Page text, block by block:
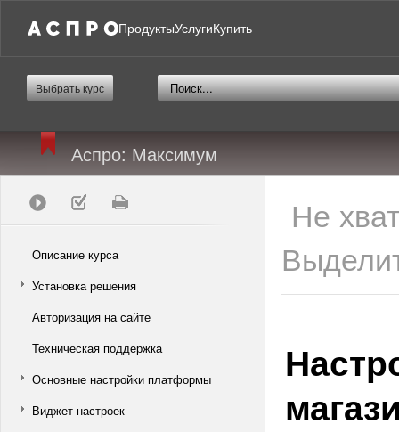
ПродуктыУслугиКупить
Выбрать курс
Аспро: Максимум
Описание курса
Установка решения
Авторизация на сайте
Техническая поддержка
Основные настройки платформы
Виджет настроек
Не